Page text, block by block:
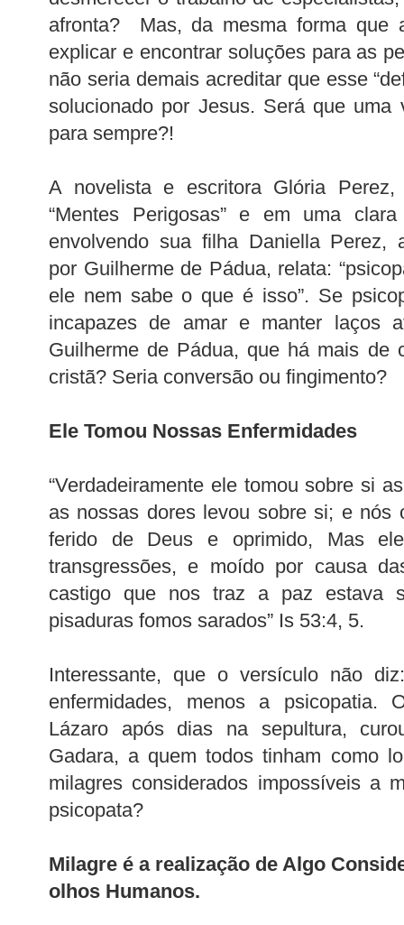
afronta? Mas, da mesma forma que
explicar e encontrar soluções para as
não seria demais acreditar que esse
solucionado por Jesus. Será que uma
para sempre?!
A novelista e escritora Glória
“Mentes Perigosas” e em uma
envolvendo sua filha Daniella Perez,
por Guilherme de Pádua, relata:
ele nem sabe o que é isso”. Se
incapazes de amar e manter laços
Guilherme de Pádua, que há mais de
cristã? Seria conversão ou fingimento?
Ele Tomou Nossas Enfermidades
“Verdadeiramente ele tomou sobre si
as nossas dores levou sobre si; e nós
ferido de Deus e oprimido, Mas
transgressões, e moído por causa
castigo que nos traz a paz estava
pisaduras fomos sarados” Is 53:4, 5.
Interessante, que o versículo não
enfermidades, menos a psicopatia.
Lázaro após dias na sepultura,
Gadara, a quem todos tinham como
milagres considerados impossíveis a
psicopata?
Milagre é a realização de Algo
olhos Humanos.